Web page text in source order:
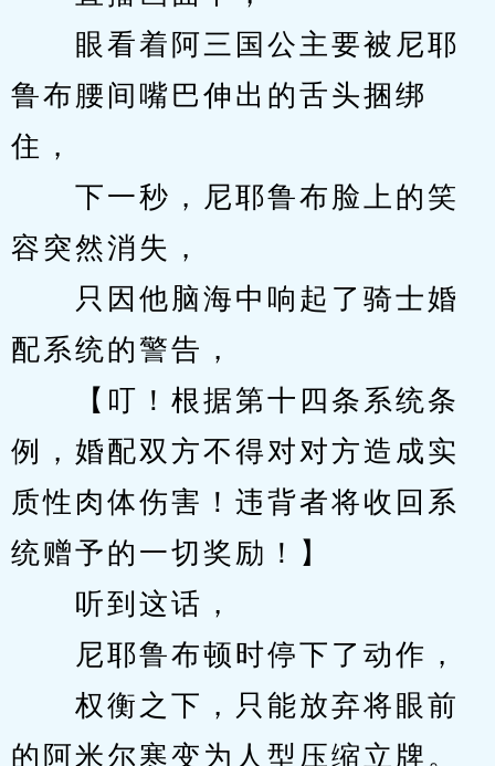
眼看着阿三国公主要被尼耶
鲁布腰间嘴巴伸出的舌头捆绑
住，
下一秒，尼耶鲁布脸上的笑
容突然消失，
只因他脑海中响起了骑士婚
配系统的警告，
【叮！根据第十四条系统条
例，婚配双方不得对对方造成实
质性肉体伤害！违背者将收回系
统赠予的一切奖励！】
听到这话，
尼耶鲁布顿时停下了动作，
权衡之下，只能放弃将眼前
的阿米尔寒变为人型压缩立牌。